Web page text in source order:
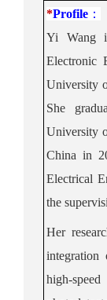
*Profile ：
Yi Wang
Electronic
University
She
University
China in
Electrical
the
Her
integration
high-